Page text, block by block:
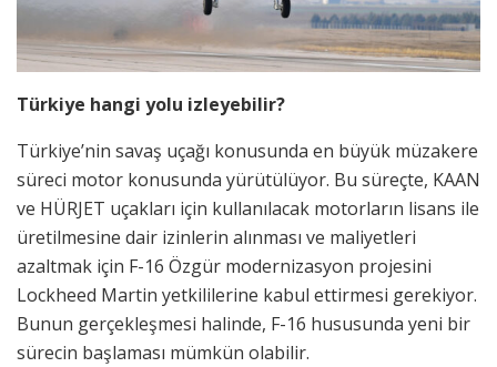
Türkiye hangi yolu izleyebilir?
Türkiye’nin savaş uçağı konusunda en büyük müzakere
süreci motor konusunda yürütülüyor. Bu süreçte, KAAN
ve HÜRJET uçakları için kullanılacak motorların lisans ile
üretilmesine dair izinlerin alınması ve maliyetleri
azaltmak için F-16 Özgür modernizasyon projesini
Lockheed Martin yetkililerine kabul ettirmesi gerekiyor.
Bunun gerçekleşmesi halinde, F-16 hususunda yeni bir
sürecin başlaması mümkün olabilir.